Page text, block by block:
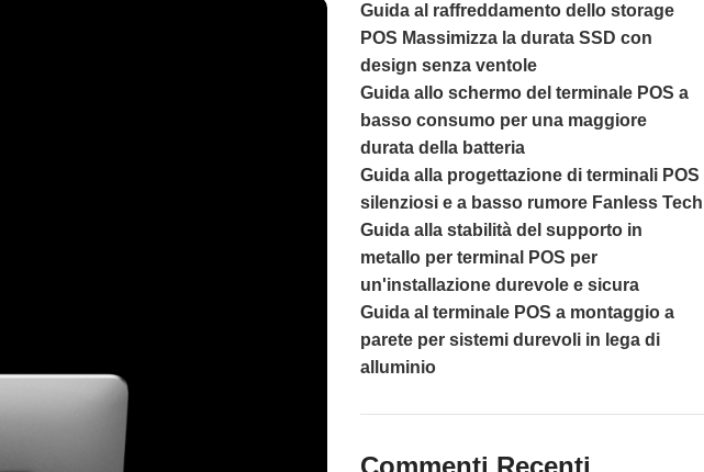
Guida al raffreddamento dello storage
POS Massimizza la durata SSD con
design senza ventole
Guida allo schermo del terminale POS a
basso consumo per una maggiore
durata della batteria
Guida alla progettazione di terminali POS
silenziosi e a basso rumore Fanless Tech
Guida alla stabilità del supporto in
metallo per terminal POS per
un'installazione durevole e sicura
Guida al terminale POS a montaggio a
parete per sistemi durevoli in lega di
alluminio
Commenti Recenti